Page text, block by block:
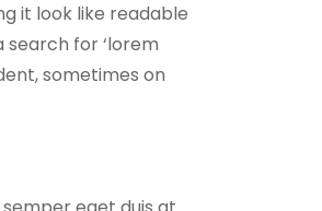
it look like readable
search for ‘lorem
sometimes on